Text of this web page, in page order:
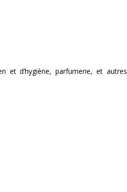
et d’hygiène, parfumerie, et autres